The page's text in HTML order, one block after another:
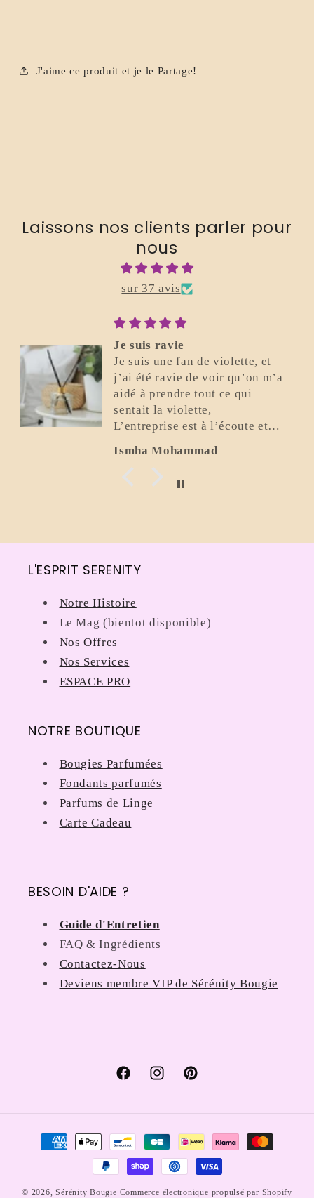
J'aime ce produit et je le Partage!
Laissons nos clients parler pour
nous
sur 37 avis
Je suis ravie
Je suis une fan de violette, et
j’ai été ravie de voir qu’on m’a
aidé à prendre tout ce qui
sentait la violette,
L’entreprise est à l’écoute et
Elle a été
Ismha Mohammad
L'ESPRIT SERENITY
Notre Histoire
Le Mag (bientot disponible)
Nos Offres
Nos Services
ESPACE PRO
NOTRE BOUTIQUE
Bougies Parfumées
Fondants parfumés
Parfums de Linge
Carte Cadeau
BESOIN D'AIDE ?
Guide d'Entretien
FAQ & Ingrédients
Contactez-Nous
Deviens membre VIP de Sérénity Bougie
FacebookInstagramPinterest
Moyens
© 2026,Sérénity Bougie Commerce électronique propulsé par Shopify